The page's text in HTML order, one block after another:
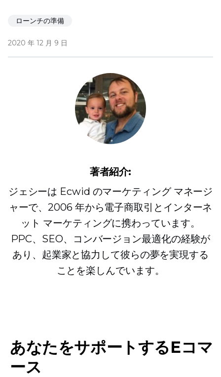
ローンチの準備
2020 年 12 月 9 日
著者紹介:
ジェシーは Ecwid のマーケティング マネージ
ャーで、2006 年から電子商取引とインターネ
ット マーケティングに携わっています。
PPC、SEO、コンバージョン最適化の経験が
あり、起業家と協力して彼らの夢を実現する
ことを楽しんでいます。
あなたをサポートするEコマ
ース